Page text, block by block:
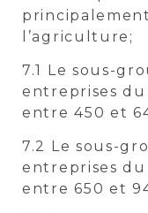
l’agriculture;
7.1 Le sous-
entreprises
entre 450 et
7.2 Le sous-
entreprises
entre 650 et